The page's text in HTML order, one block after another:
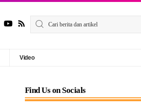
Video
Find Us on Socials